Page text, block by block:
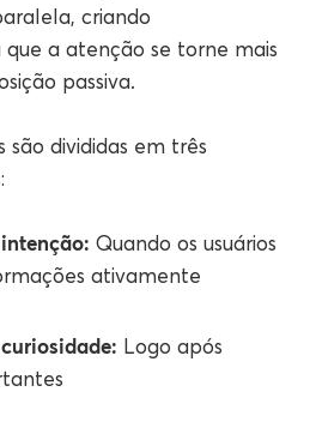
criando
a atenção se torne mais
passiva.
são divididas em três
Quando os usuários
ativamente
Logo após